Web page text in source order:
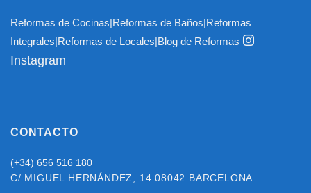
Reformas de Cocinas|Reformas de Baños|Reformas
Integrales|Reformas de Locales|Blog de Reformas
Instagram
CONTACTO
(+34) 656 516 180
C/ MIGUEL HERNÁNDEZ, 1408042 BARCELONA